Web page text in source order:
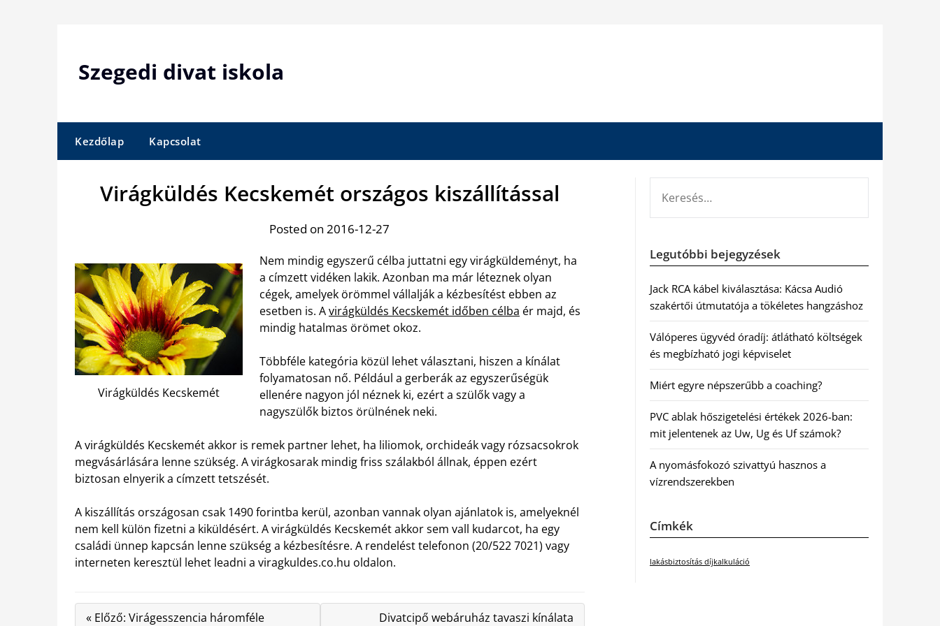
Szegedi divat iskola
Kezdőlap Kapcsolat
Virágküldés Kecskemét országos kiszállítással
Posted on 2016-12-27
Virágküldés Kecskemét
Nem mindig egyszerű célba juttatni egy virágküldeményt, ha
a címzett vidéken lakik. Azonban ma már léteznek olyan
cégek, amelyek örömmel vállalják a kézbesítést ebben az
esetben is. Avirágküldés Kecskemét időben célba ér majd, és
mindig hatalmas örömet okoz.
Többféle kategória közül lehet választani, hiszen a kínálat
folyamatosan nő. Például a gerberák az egyszerűségük
ellenére nagyon jól néznek ki, ezért a szülők vagy a
nagyszülők biztos örülnének neki.
A virágküldés Kecskemét akkor is remek partner lehet, ha liliomok, orchideák vagy rózsacsokrok
megvásárlására lenne szükség. A virágkosarak mindig friss szálakból állnak, éppen ezért
biztosan elnyerik a címzett tetszését.
A kiszállítás országosan csak 1490 forintba kerül, azonban vannak olyan ajánlatok is, amelyeknél
nem kell külön fizetni a kiküldésért. A virágküldés Kecskemét akkor sem vall kudarcot, ha egy
családi ünnep kapcsán lenne szükség a kézbesítésre. A rendelést telefonon (20/522 7021) vagy
interneten keresztül lehet leadni a viragkuldes.co.hu oldalon.
« Előző: Virágesszencia háromféle Divatcipő webáruház tavaszi kínálata
Legutóbbi bejegyzések
Jack RCA kábel kiválasztása: Kácsa Audió
szakértői útmutatója a tökéletes hangzáshoz
Válóperes ügyvéd óradíj: átlátható költségek
és megbízható jogi képviselet
Miért egyre népszerűbb a coaching?
PVC ablak hőszigetelési értékek 2026-ban:
mit jelentenek az Uw, Ug és Uf számok?
A nyomásfokozó szivattyú hasznos a
vízrendszerekben
Címkék
lakásbiztosítás díjkalkuláció